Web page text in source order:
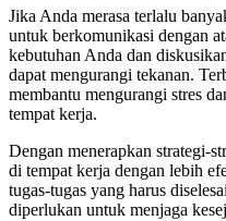
Jika Anda merasa terlalu
untuk berkomunikasi dengan
kebutuhan Anda dan
dapat mengurangi tekanan.
membantu mengurangi stres
tempat kerja.
Dengan menerapkan strategi-
di tempat kerja dengan lebih
tugas-tugas yang harus
diperlukan untuk menjaga